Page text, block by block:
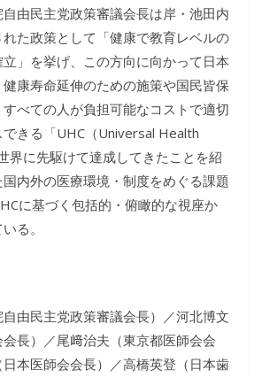
由民主党政策審議会長は岸・池田内
た政策として「健康で教育レベルの
」を挙げ、この方向に向かって日本
康寿命延伸のための施策や国民皆保
べての人が負担可能なコストで適切
きる「UHC（Universal Health
界に先駆けて達成してきたことを紹
内外の医療環境・制度をめぐる課題
に基づく包括的・俯瞰的な視座か
る。
由民主党政策審議会長）／河北博文
会長）／尾﨑治夫（東京都医師会会
本医師会会長）／高橋英登（日本歯